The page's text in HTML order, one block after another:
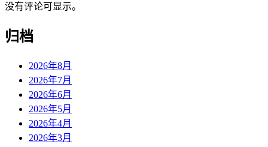
没有评论可显示。
归档
2026年8月
2026年7月
2026年6月
2026年5月
2026年4月
2026年3月